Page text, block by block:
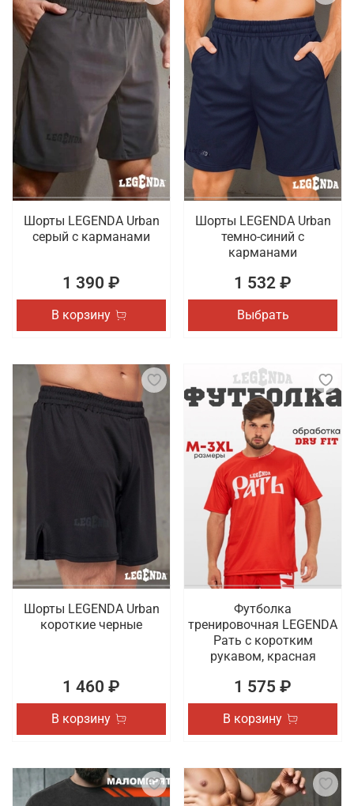
Шорты LEGENDA Urban
серый c карманами
1 390 ₽
В корзину
Шорты LEGENDA Urban
темно-синий с
карманами
1 532 ₽
Выбрать
Шорты LEGENDA Urban
короткие черные
1 460 ₽
В корзину
Футболка
тренировочная LEGENDA
Рать с коротким
рукавом, красная
1 575 ₽
В корзину